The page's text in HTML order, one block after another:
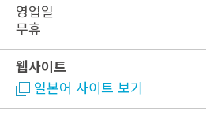
영업일
무휴
웹사이트
일본어 사이트 보기